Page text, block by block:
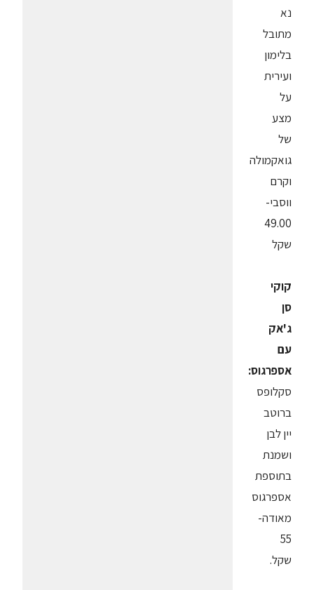
נא
מתובל
בלימון
ועירית
על
מצע
של
גואקמולה
וקרם
ווסבי-
49.00
שקל
קוקי
סן
ג'אק
עם
אספרגוס:
סקלופס
ברוטב
יין לבן
ושמנת
בתוספת
אספרגוס
מאודה-
55
שקל.